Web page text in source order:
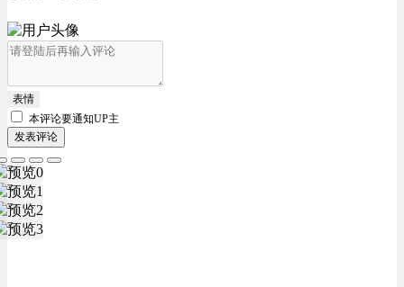
表情
本评论要通知UP主
发表评论